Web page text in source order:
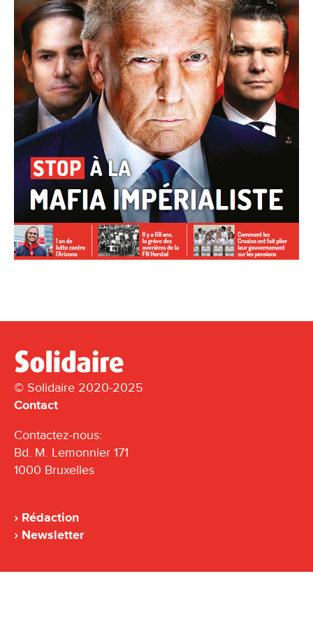
© Solidaire 2020-2025
Contact
Contactez-nous:
Bd. M. Lemonnier 171
1000 Bruxelles
Rédaction
Newsletter